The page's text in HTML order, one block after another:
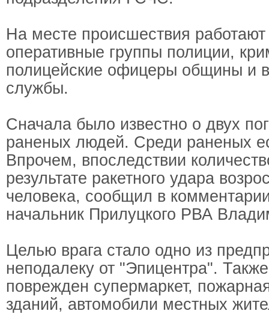
На месте происшествия работают
оперативные группы полиции,
полицейские офицеры общины и
службы.
Сначала было известно о двух
раненых людей. Среди раненых
Впрочем, впоследствии
результате ракетного удара
человека, сообщил в
начальник Прилуцкого РВА
Целью врага стало одно из
неподалеку от "Эпицентра".
поврежден супермаркет,
зданий, автомобили местных